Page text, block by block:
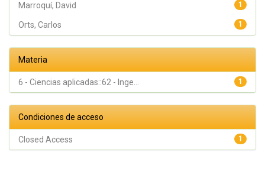
1
Marroquí, David
1
Orts, Carlos
Materia
1
6 - Ciencias aplicadas::62 - Inge...
Condiciones de acceso
1
Closed Access